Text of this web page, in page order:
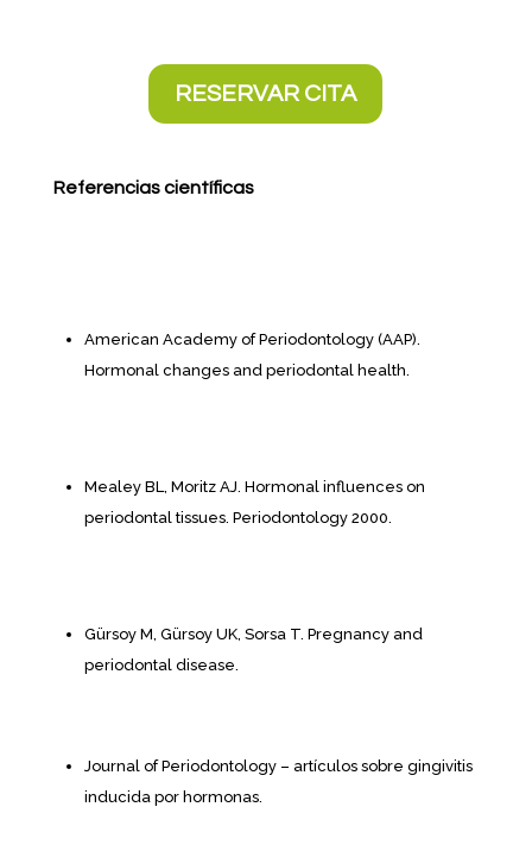
RESERVAR CITA
Referencias científicas
American Academy of Periodontology (AAP).
Hormonal changes and periodontal health.
Mealey BL, Moritz AJ. Hormonal influences on
periodontal tissues. Periodontology 2000.
Gürsoy M, Gürsoy UK, Sorsa T. Pregnancy and
periodontal disease.
Journal of Periodontology – artículos sobre gingivitis
inducida por hormonas.